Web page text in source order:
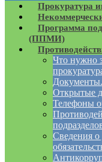
Прокуратура
Программа
(ППМИ)
Что нужно
Открытые
Телефоны
Сведения о